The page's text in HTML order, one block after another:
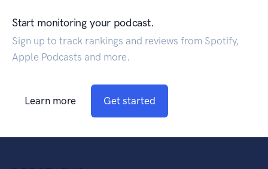
Start monitoring your podcast.
Sign up to track rankings and reviews from Spotify,
Apple Podcasts and more.
Learn more Get started